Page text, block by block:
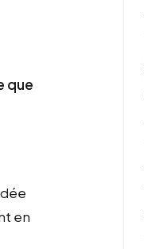
que
en